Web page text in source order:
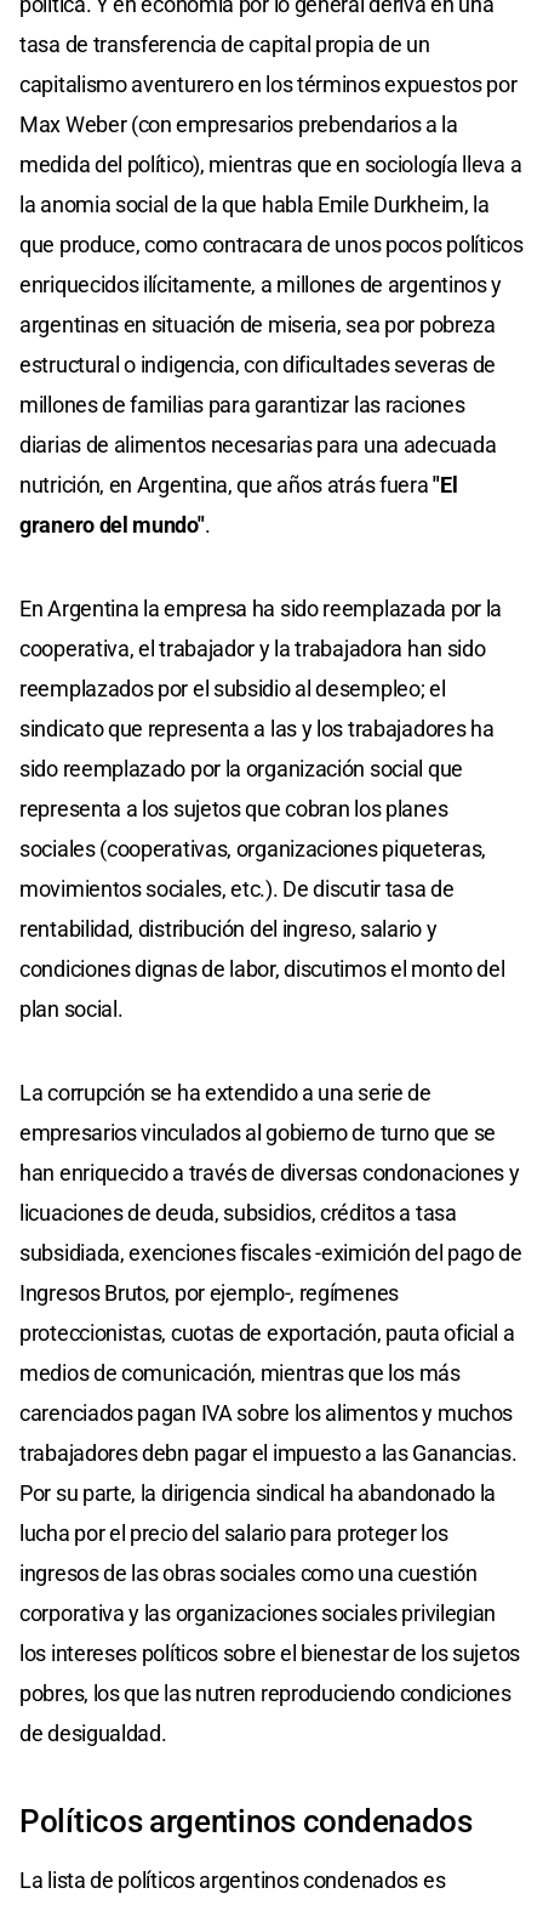
tasa de transferencia de capital propia de un
capitalismo aventurero en los términos expuestos por
Max Weber (con empresarios prebendarios a la
medida del político), mientras que en sociología lleva a
la anomia social de la que habla Emile Durkheim, la
que produce, como contracara de unos pocos políticos
enriquecidos ilícitamente, a millones de argentinos y
argentinas en situación de miseria, sea por pobreza
estructural o indigencia, con dificultades severas de
millones de familias para garantizar las raciones
diarias de alimentos necesarias para una adecuada
nutrición, en Argentina, que años atrás fuera"El
granero del mundo".
En Argentina la empresa ha sido reemplazada por la
cooperativa, el trabajador y la trabajadora han sido
reemplazados por el subsidio al desempleo; el
sindicato que representa a las y los trabajadores ha
sido reemplazado por la organización social que
representa a los sujetos que cobran los planes
sociales (cooperativas, organizaciones piqueteras,
movimientos sociales, etc.). De discutir tasa de
rentabilidad, distribución del ingreso, salario y
condiciones dignas de labor, discutimos el monto del
plan social.
La corrupción se ha extendido a una serie de
empresarios vinculados al gobierno de turno que se
han enriquecido a través de diversas condonaciones y
licuaciones de deuda, subsidios, créditos a tasa
subsidiada, exenciones fiscales -eximición del pago de
Ingresos Brutos, por ejemplo-, regímenes
proteccionistas, cuotas de exportación, pauta oficial a
medios de comunicación, mientras que los más
carenciados pagan IVA sobre los alimentos y muchos
trabajadores debn pagar el impuesto a las Ganancias.
Por su parte, la dirigencia sindical ha abandonado la
lucha por el precio del salario para proteger los
ingresos de las obras sociales como una cuestión
corporativa y las organizaciones sociales privilegian
los intereses políticos sobre el bienestar de los sujetos
pobres, los que las nutren reproduciendo condiciones
de desigualdad.
Políticos argentinos condenados
La lista de políticos argentinos condenados es